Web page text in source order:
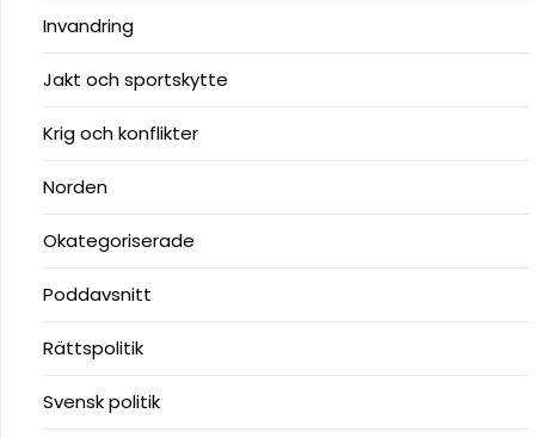
Invandring
Jakt och sportskytte
Krig och konflikter
Norden
Okategoriserade
Poddavsnitt
Rättspolitik
Svensk politik